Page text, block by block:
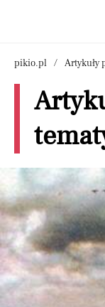
pikio.pl Artykuły